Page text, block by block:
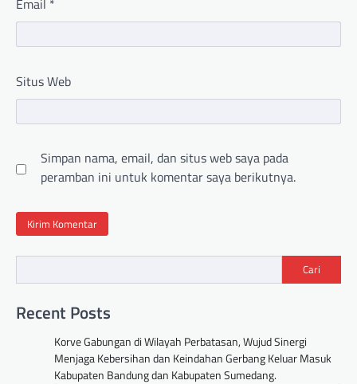
Email *
Situs Web
Simpan nama, email, dan situs web saya pada
peramban ini untuk komentar saya berikutnya.
Cari
Recent Posts
Korve Gabungan di Wilayah Perbatasan, Wujud Sinergi
Menjaga Kebersihan dan Keindahan Gerbang Keluar Masuk
Kabupaten Bandung dan Kabupaten Sumedang.